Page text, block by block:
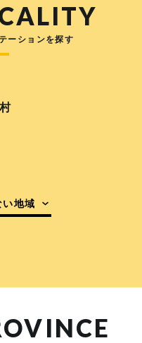
ーションを探す
い地域